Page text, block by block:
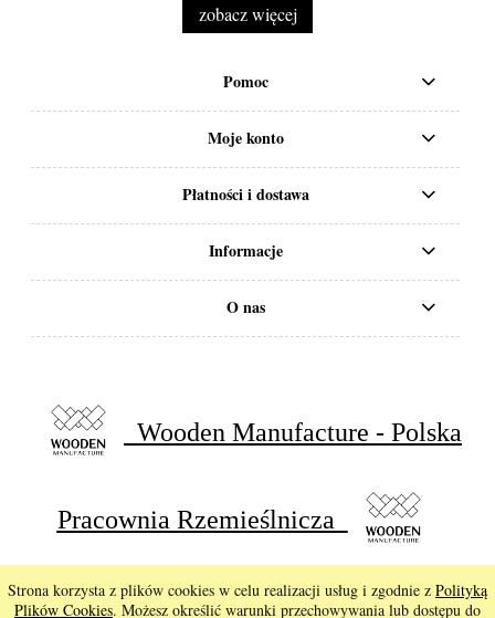
Strona korzysta z plików cookies w celu realizacji usług i zgodnie z Polityką
Plików Cookies. Możesz określić warunki przechowywania lub dostępu do
zobacz więcej
Pomoc
Moje konto
Płatności i dostawa
Informacje
O nas
Wooden Manufacture - Polska
Pracownia Rzemieślnicza
pokaż pełną wersję strony